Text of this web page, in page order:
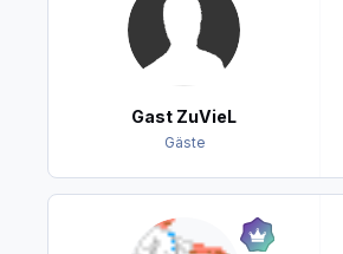
Gast ZuVieL
Gäste